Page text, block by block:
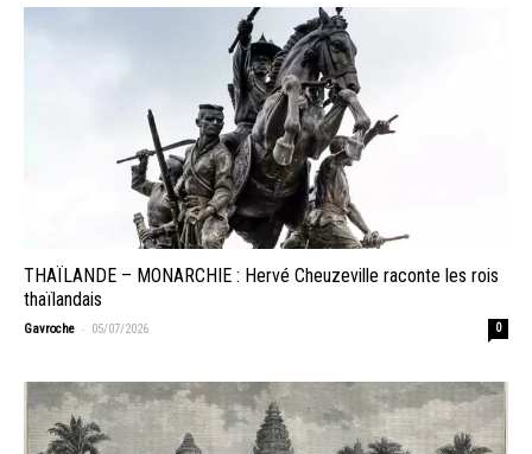
THAÏLANDE – MONARCHIE : Hervé Cheuzeville raconte les rois
thaïlandais
Gavroche - 05/07/2026 0